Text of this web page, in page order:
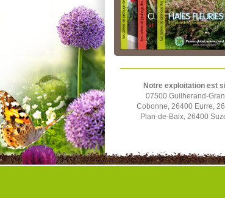
Notre exploitation est
07500 Guilherand-
Cobonne, 26400 Eurre,
Plan-de-Baix, 26400